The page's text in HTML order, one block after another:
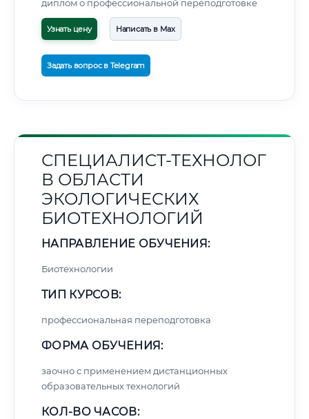
диплом о профессиональной переподготовке
Узнать цену Написать в Max
Задать вопрос в Telegram
СПЕЦИАЛИСТ-ТЕХНОЛОГ
В ОБЛАСТИ
ЭКОЛОГИЧЕСКИХ
БИОТЕХНОЛОГИЙ
НАПРАВЛЕНИЕ ОБУЧЕНИЯ:
Биотехнологии
ТИП КУРСОВ:
профессиональная переподготовка
ФОРМА ОБУЧЕНИЯ:
заочно с применением дистанционных
образовательных технологий
КОЛ-ВО ЧАСОВ: